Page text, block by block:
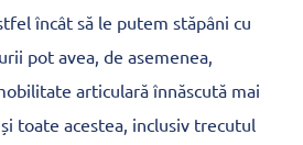
încât să le putem stăpâni cu
pot avea, de asemenea,
articulară înnăscută mai
toate acestea, inclusiv trecutul